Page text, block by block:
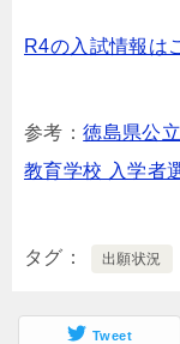
R4の入試情報は
参考：徳島県公
教育学校 入学者
タグ 出願状況
Tweet